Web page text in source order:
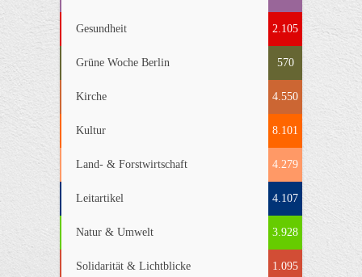
Gesundheit 2.105
Grüne Woche Berlin 570
Kirche 4.550
Kultur 8.101
Land- & Forstwirtschaft 4.279
Leitartikel 4.107
Natur & Umwelt 3.928
Solidarität & Lichtblicke 1.095